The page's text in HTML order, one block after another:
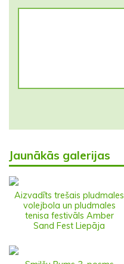
Jaunākās galerijas
Aizvadīts trešais pludmales
volejbola un pludmales
tenisa festivāls Amber
Sand Fest Liepāja